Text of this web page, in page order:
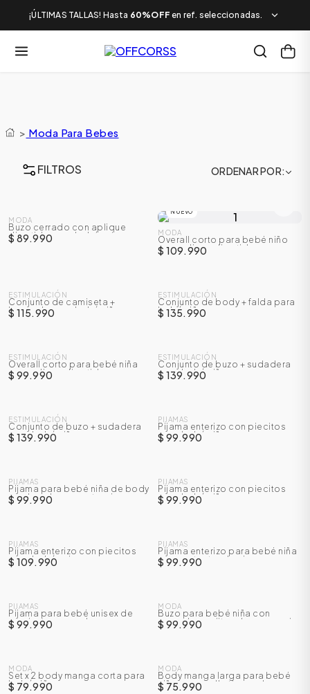
¡ÚLTIMAS TALLAS! Hasta 60%OFF en ref. seleccionadas.
> Moda Para Bebes
FILTROS ORDENAR POR
MODA
Buzo cerrado con aplique
divertido para bebé unisex
$ 89.990
NUEVO
MODA
Overall corto para bebé niño
con aplique divertido
$ 109.990
ESTIMULACIÓN
Conjunto de camiseta +
bermuda para bebé niño
$ 115.990
ESTIMULACIÓN
Conjunto de body + falda para
bebé niña
$ 135.990
ESTIMULACIÓN
Overall corto para bebé niña
con aplique divertido
$ 99.990
ESTIMULACIÓN
Conjunto de buzo + sudadera
para bebé niño
$ 139.990
ESTIMULACIÓN
Conjunto de buzo + sudadera
para bebé niña
$ 139.990
PIJAMAS
Pijama enterizo con piecitos
para bebé niño
$ 99.990
PIJAMAS
Pijama para bebé niña de body
con broches en entrepierna +
pantalón
$ 99.990
PIJAMAS
Pijama enterizo con piecitos
para bebé niña
$ 99.990
PIJAMAS
Pijama enterizo con piecitos
para bebé unisex
$ 109.990
PIJAMAS
Pijama enterizo para bebé niña
con protector de cierre
$ 99.990
PIJAMAS
Pijama para bebé unisex de
camiseta manga larga +
pantalón con botas
$ 99.990
MODA
Buzo para bebé niña con
capucha orejitas de personaje
$ 99.990
MODA
Set x 2 body manga corta para
bebé niña
$ 79.990
MODA
Body manga larga para bebé
niño con cuello tipo polo
$ 75.990